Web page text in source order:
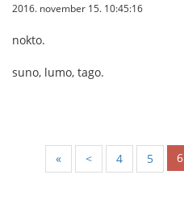
2016. november 15. 10:45:16
nokto.
suno, lumo, tago.
« < 4 5 6